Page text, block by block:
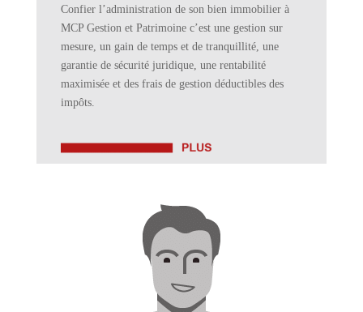
Confier l’administration de son bien immobilier à
MCP Gestion et Patrimoine c’est une gestion sur
mesure, un gain de temps et de tranquillité, une
garantie de sécurité juridique, une rentabilité
maximisée et des frais de gestion déductibles des
impôts.